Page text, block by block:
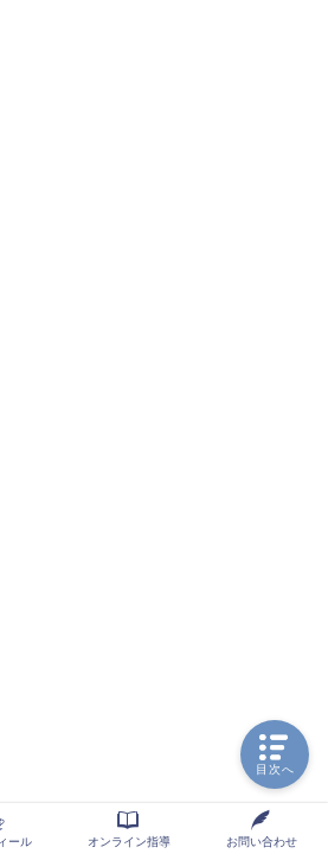
ール オンライン指導 お問い合わせ
目次へ